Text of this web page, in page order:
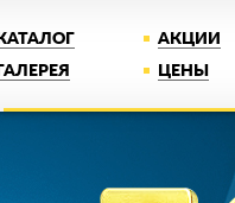
КАТАЛОГ АКЦИИ
ГАЛЕРЕЯ
ЦЕНЫ